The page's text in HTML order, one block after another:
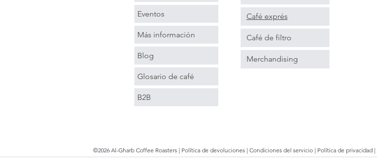
Eventos
Más información
Blog
Glosario de café
B2B
Café exprés
Café de filtro
Merchandising
©2026 Al-Gharb Coffee Roasters | Política de devoluciones | Condiciones del servicio | Política de privacidad |